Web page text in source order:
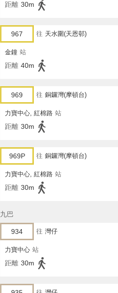
距離 30m
967 往 天水圍(天恩邨)
金鐘 站
距離 40m
969 往 銅鑼灣(摩頓台)
力寶中心, 紅棉路 站
距離 30m
969P 往 銅鑼灣(摩頓台)
力寶中心, 紅棉路 站
距離 30m
九巴
934 往 灣仔
力寶中心 站
距離 30m